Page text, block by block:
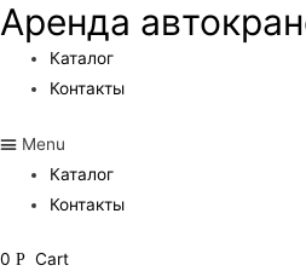
Аренда
Каталог
Контакты
Menu
Каталог
Контакты
0 Р Cart